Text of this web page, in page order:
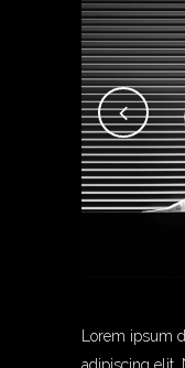
Lorem ipsum
adipiscing elit.